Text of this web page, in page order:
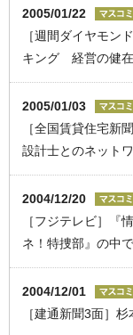
2005/01/22
［週間ダイヤモン
キング 経営の健在
2005/01/03
［全国賃貸住宅
設計士とのネット
2004/12/20
［フジテレビ］
ネ！特捜部』の中
2004/12/01
［建通新聞3面］